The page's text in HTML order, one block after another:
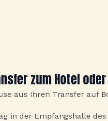
zum Hotel
aus Ihren Transfer auf
in der Empfangshalle